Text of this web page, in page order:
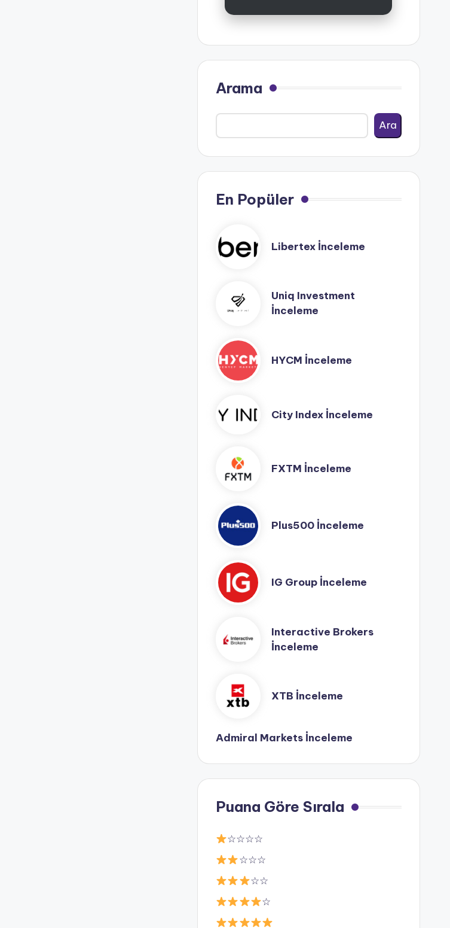
Arama
Ara
En Popüler
Libertex İnceleme
Uniq Investment
İnceleme
HYCM İnceleme
City Index İnceleme
FXTM İnceleme
Plus500 İnceleme
IG Group İnceleme
Interactive Brokers
İnceleme
XTB İnceleme
Admiral Markets İnceleme
Puana Göre Sırala
☆☆☆☆
☆☆☆
☆☆
☆